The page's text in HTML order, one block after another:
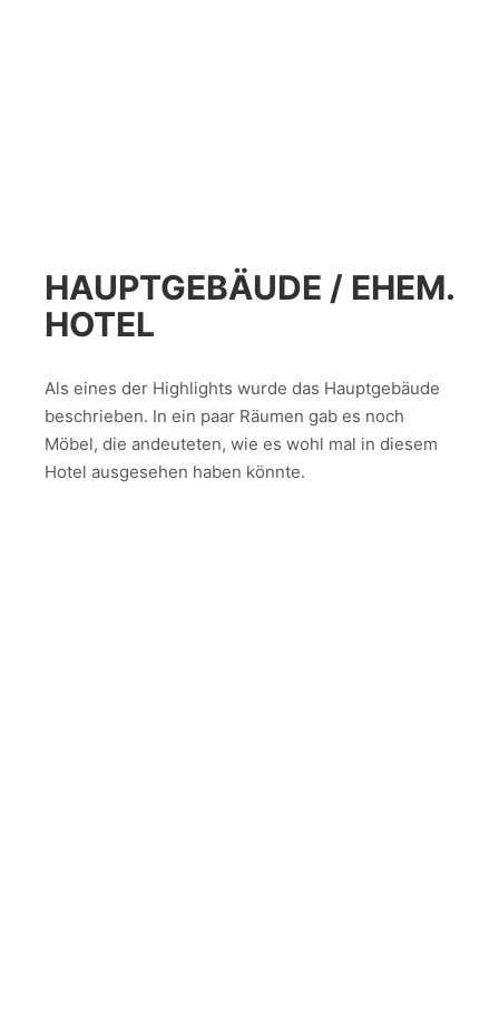
HAUPTGEBÄUDE / EHEM.
HOTEL
Als eines der Highlights wurde das Hauptgebäude
beschrieben. In ein paar Räumen gab es noch
Möbel, die andeuteten, wie es wohl mal in diesem
Hotel ausgesehen haben könnte.